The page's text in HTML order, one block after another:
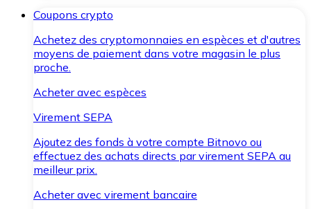
Coupons crypto
Achetez des cryptomonnaies en espèces et d'autres
moyens de paiement dans votre magasin le plus
proche.
Acheter avec espèces
Virement SEPA
Ajoutez des fonds à votre compte Bitnovo ou
effectuez des achats directs par virement SEPA au
meilleur prix.
Acheter avec virement bancaire